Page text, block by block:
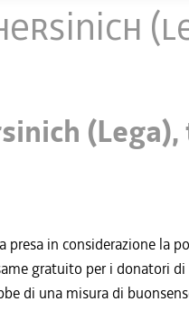
presa in considerazione la
gratuito per i donatori
di una misura di